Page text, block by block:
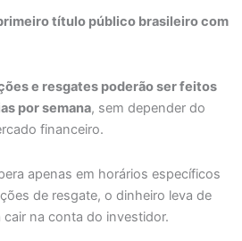
título público brasileiro com
e resgates poderão ser feitos
por semana, sem depender do
financeiro.
apenas em horários específicos
de resgate, o dinheiro leva de
na conta do investidor.